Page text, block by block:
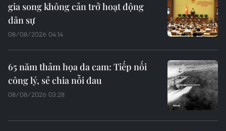
gia song không cản trở hoạt động
dân sự
08/08/2026 04:14
65 năm thảm họa da cam: Tiếp nối
công lý, sẻ chia nỗi đau
08/08/2026 03:28